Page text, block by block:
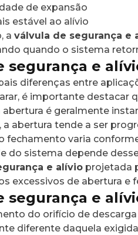
de expansão
estável ao alívio
aválvula de segurança e
quando o sistema
segurança e
diferenças entre
é importante destacar
abertura é geralmente
a abertura tende a ser
fechamento varia
do sistema depende
e alívio projetada
excessivos de abertura e
segurança e
do orifício de
diferente daquela